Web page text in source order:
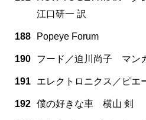
江口研一 訳
188 Popeye Forum
190 フード／迫川尚子 マン
191 エレクトロニクス／ピ
192 僕の好きな車 横山 剣